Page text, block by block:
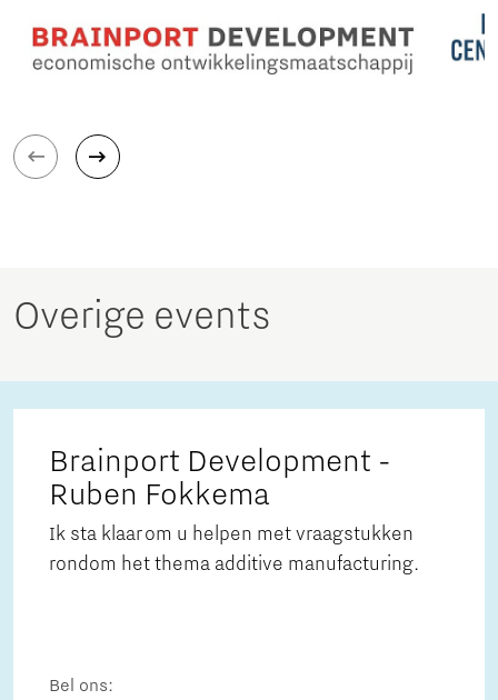
Overige events
Brainport Development -
Ruben Fokkema
Ik sta klaar om u helpen met vraagstukken
rondom het thema additive manufacturing.
Bel ons: